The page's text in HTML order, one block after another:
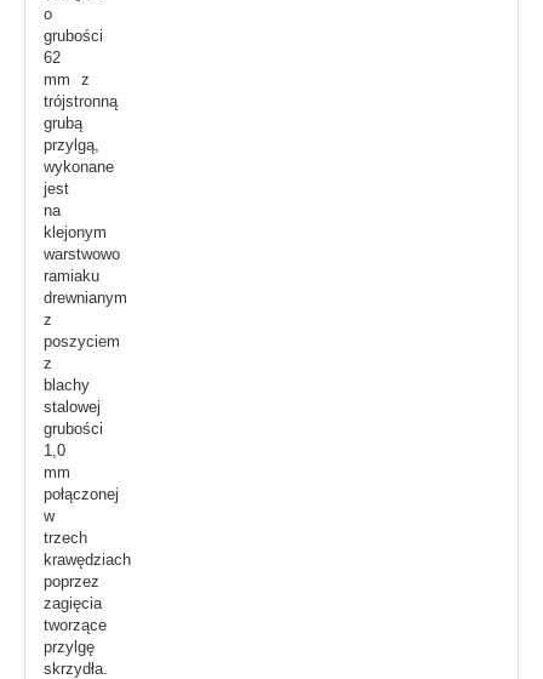
o
grubości
62
mm z
trójstronną
grubą
przylgą,
wykonane
jest
na
klejonym
warstwowo
ramiaku
drewnianym
z
poszyciem
z
blachy
stalowej
grubości
1,0
mm
połączonej
w
trzech
krawędziach
poprzez
zagięcia
tworzące
przylgę
skrzydła.